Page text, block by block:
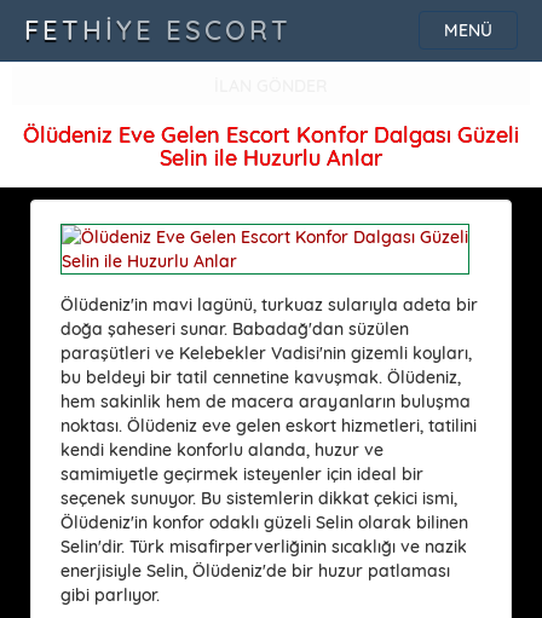
MENÜ
FETHIYE ESCORT
Ölüdeniz Eve Gelen Escort Konfor Dalgası Güzeli
Selin ile Huzurlu Anlar
Ölüdeniz'in mavi lagünü, turkuaz sularıyla adeta bir
doğa şaheseri sunar. Babadağ'dan süzülen
paraşütleri ve Kelebekler Vadisi'nin gizemli koyları,
bu beldeyi bir tatil cennetine kavuşmak. Ölüdeniz,
hem sakinlik hem de macera arayanların buluşma
noktası. Ölüdeniz eve gelen eskort hizmetleri, tatilini
kendi kendine konforlu alanda, huzur ve
samimiyetle geçirmek isteyenler için ideal bir
seçenek sunuyor. Bu sistemlerin dikkat çekici ismi,
Ölüdeniz'in konfor odaklı güzeli Selin olarak bilinen
Selin'dir. Türk misafirperverliğinin sıcaklığı ve nazik
enerjisiyle Selin, Ölüdeniz'de bir huzur patlaması
gibi parlıyor.